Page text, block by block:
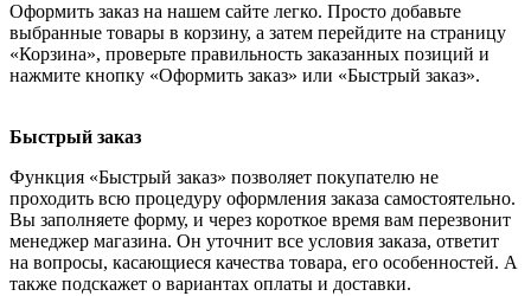
Оформить заказ на нашем сайте легко. Просто добавьте
выбранные товары в корзину, а затем перейдите на страницу
«Корзина», проверьте правильность заказанных позиций и
нажмите кнопку «Оформить заказ» или «Быстрый заказ».
Быстрый заказ
Функция «Быстрый заказ» позволяет покупателю не
проходить всю процедуру оформления заказа самостоятельно.
Вы заполняете форму, и через короткое время вам перезвонит
менеджер магазина. Он уточнит все условия заказа, ответит
на вопросы, касающиеся качества товара, его особенностей. А
также подскажет о вариантах оплаты и доставки.